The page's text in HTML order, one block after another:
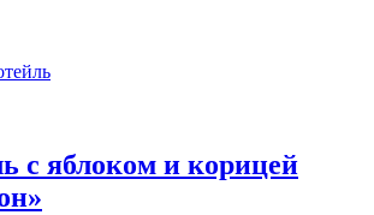
с яблоком и корицей